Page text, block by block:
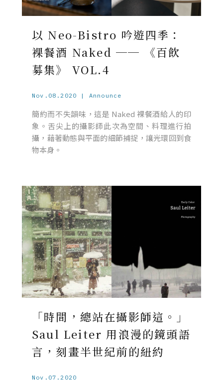
以 Neo-Bistro 吟遊四季：
裸餐酒 Naked ── 《百飲
募集》 VOL.4
Nov.08.2020 | Announce
簡約而不失韻味，這是 Naked 裸餐酒給人的印
象。舌尖上的攝影師此次為空間、料理進行拍
攝，藉著動態與平面的細節捕捉，讓光環回到食
物本身。
「時間，總站在攝影師這。」
Saul Leiter 用浪漫的鏡頭語
言，刻畫半世紀前的紐約
Nov.07.2020